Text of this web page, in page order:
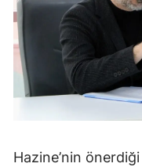
Hazine’nin